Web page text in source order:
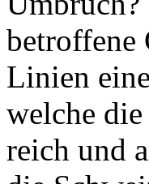
betroffene
Linien
welche
reich und